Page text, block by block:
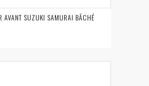
AVANT SUZUKI SAMURAI BÂCHÉ